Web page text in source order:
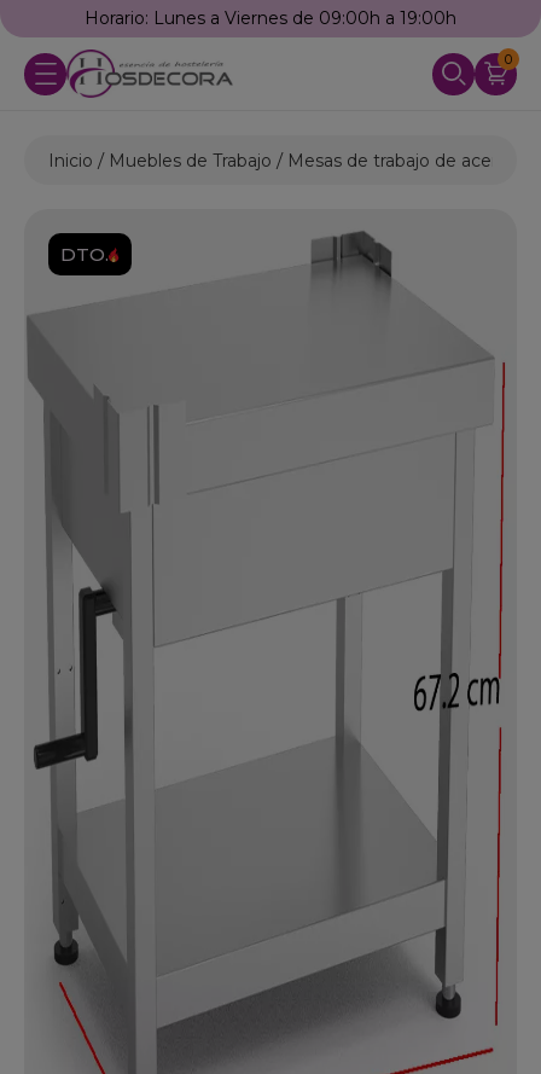
Horario: Lunes a Viernes de 09:00h a 19:00h
0
Inicio Muebles de Trabajo Mesas de trabajo de acero
DTO.